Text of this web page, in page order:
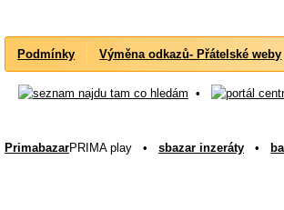
Podmínky Výměna odkazů- Přátelské weby
•
PrimabazarPRIMA play • sbazar inzeráty •